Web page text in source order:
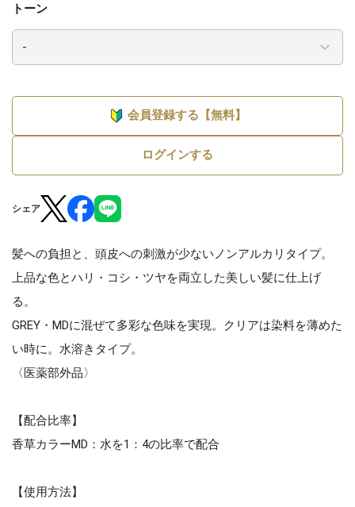
トーン
会員登録する【無料】
ログインする
シェア
髪への負担と、頭皮への刺激が少ないノンアルカリタイプ。
上品な色とハリ・コシ・ツヤを両立した美しい髪に仕上げ
る。
GREY・MDに混ぜて多彩な色味を実現。クリアは染料を薄めた
い時に。水溶きタイプ。
〈医薬部外品〉
【配合比率】
香草カラーMD：水を1：4の比率で配合
【使用方法】